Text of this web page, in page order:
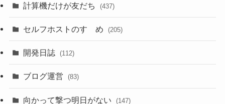
計算機だけが友だち (437)
セルフホストのすゝめ (205)
開発日誌 (112)
ブログ運営 (83)
向かって撃つ明日がない (147)